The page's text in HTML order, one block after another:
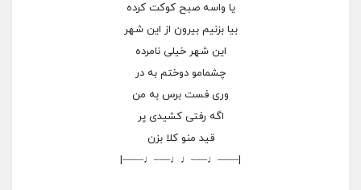
یا واسه صبح کوکت کرده
بیا بزنیم بیرون از این شهر
این شهر خیلی نامرده
چشمامو دوختم به در
وری فست برس به من
اگه رفتی کشیدی پر
قید منو کلا بزن
|——♩—–♩♩—–♩——|